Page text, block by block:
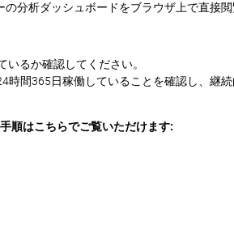
分析ダッシュボードをブラウザ上で直接閲
るか確認してください。
時間365日稼働していることを確認し、継
順はこちらでご覧いただけます: